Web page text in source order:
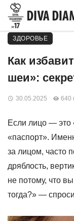
ЗДОРОВЬЕ
Как
шеи»:
30.05.2025 640
Если лицо — это
«паспорт».
за лицом, часто
дряблость,
не потому, что
тогда?» —